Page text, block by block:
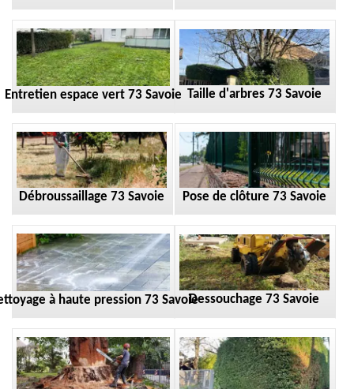
Entretien espace vert 73 Savoie Taille d'arbres 73 Savoie
Débroussaillage 73 Savoie Pose de clôture 73 Savoie
à haute pression 73 SavoieDessouchage 73 Savoie